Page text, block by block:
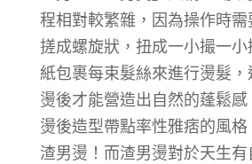
程相對較繁雜，因為操作時
搓成螺旋狀，扭成一小撮一
紙包裹每束髮絲來進行燙髮
燙後才能營造出自然的蓬鬆
燙後造型帶點率性雅痞的風
渣男燙！而渣男燙對於天生